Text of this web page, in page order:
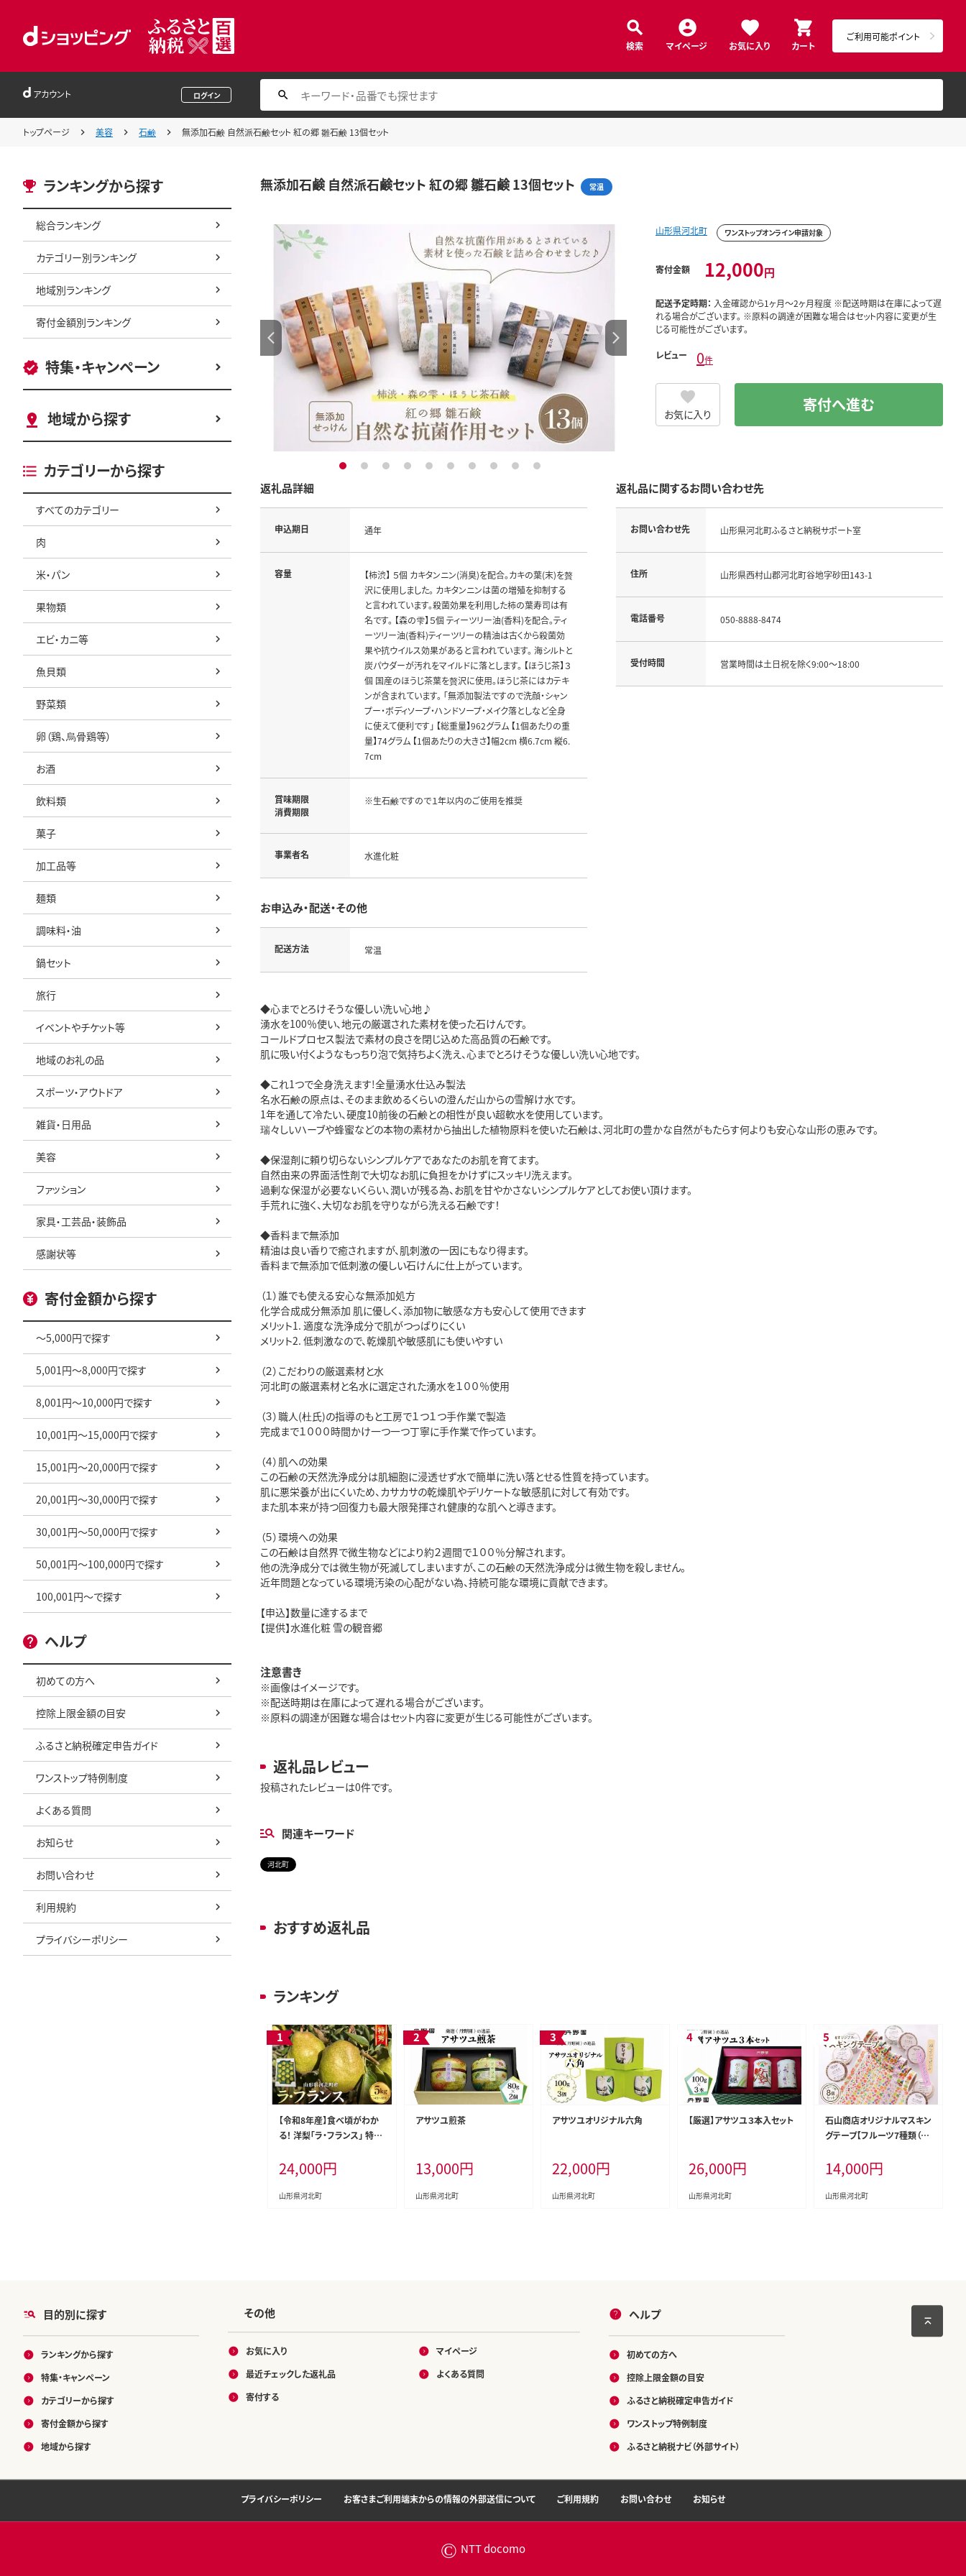
検索 マイページ お気に入り カート
ご利用可能ポイント
アカウント ログイン
トップページ 美容 石鹸 無添加石鹸 自然派石鹸セット 紅の郷 雛石鹸 13個セット
ランキングから探す
総合ランキング
カテゴリー別ランキング
地域別ランキング
寄付金額別ランキング
特集・キャンペーン
地域から探す
カテゴリーから探す
すべてのカテゴリー
肉
米・パン
果物類
エビ・カニ等
魚貝類
野菜類
卵（鶏、烏骨鶏等）
お酒
飲料類
菓子
加工品等
麺類
調味料・油
鍋セット
旅行
イベントやチケット等
地域のお礼の品
スポーツ・アウトドア
雑貨・日用品
美容
ファッション
家具・工芸品・装飾品
感謝状等
寄付金額から探す
～5,000円で探す
5,001円～8,000円で探す
8,001円～10,000円で探す
10,001円～15,000円で探す
15,001円～20,000円で探す
20,001円～30,000円で探す
30,001円～50,000円で探す
50,001円～100,000円で探す
100,001円～で探す
ヘルプ
初めての方へ
控除上限金額の目安
ふるさと納税確定申告ガイド
ワンストップ特例制度
よくある質問
お知らせ
お問い合わせ
利用規約
プライバシーポリシー
無添加石鹸 自然派石鹸セット 紅の郷 雛石鹸 13個セット 常温
1 2 3 4 5 6 7 8 9 10
山形県河北町 ワンストップオンライン申請対象
寄付金額 12,000円
配送予定時期： 入金確認から1ヶ月～2ヶ月程度 ※配送時期は在庫によって遅
れる場合がございます。 ※原料の調達が困難な場合はセット内容に変更が生
じる可能性がございます。
レビュー 0件
お気に入り 寄付へ進む
返礼品詳細
申込期日 通年
容量
【柿渋】 ５個 カキタンニン(消臭)を配合。カキの葉(末)を贅
沢に使用しました。 カキタンニンは菌の増殖を抑制する
と言われています。殺菌効果を利用した柿の葉寿司は有
名です。 【森の雫】５個 ティーツリー油(香料)を配合。ティ
ーツリー油(香料)ティーツリーの精油は古くから殺菌効
果や抗ウイルス効果があると言われています。 海シルトと
炭パウダーが汚れをマイルドに落とします。 【ほうじ茶】３
個 国産のほうじ茶葉を贅沢に使用。ほうじ茶にはカテキ
ンが含まれています。 「無添加製法ですので洗顔・シャン
プー・ボディソープ・ハンドソープ・メイク落としなど全身
に使えて便利です」 【総重量】962グラム 【1個あたりの重
量】74グラム 【1個あたりの大きさ】幅2cm 横6.7cm 縦6.
7cm
賞味期限
消費期限
※生石鹸ですので１年以内のご使用を推奨
事業者名 水進化粧
お申込み・配送・その他
配送方法 常温
返礼品に関するお問い合わせ先
お問い合わせ先 山形県河北町ふるさと納税サポート室
住所 山形県西村山郡河北町谷地字砂田143-1
電話番号 050-8888-8474
受付時間 営業時間は土日祝を除く9:00～18:00
◆心までとろけそうな優しい洗い心地♪
湧水を100％使い、地元の厳選された素材を使った石けんです。
コールドプロセス製法で素材の良さを閉じ込めた高品質の石鹸です。
肌に吸い付くようなもっちり泡で気持ちよく洗え、心までとろけそうな優しい洗い心地です。
◆これ1つで全身洗えます!全量湧水仕込み製法
名水石鹸の原点は、そのまま飲めるくらいの澄んだ山からの雪解け水です。
1年を通して冷たい、硬度10前後の石鹸との相性が良い超軟水を使用しています。
瑞々しいハーブや蜂蜜などの本物の素材から抽出した植物原料を使いた石鹸は、河北町の豊かな自然がもたらす何よりも安心な山形の恵みです。
◆保湿剤に頼り切らないシンプルケアであなたのお肌を育てます。
自然由来の界面活性剤で大切なお肌に負担をかけずにスッキリ洗えます。
過剰な保湿が必要ないくらい、潤いが残る為、お肌を甘やかさないシンプルケアとしてお使い頂けます。
手荒れに強く、大切なお肌を守りながら洗える石鹸です！
◆香料まで無添加
精油は良い香りで癒されますが、肌刺激の一因にもなり得ます。
香料まで無添加で低刺激の優しい石けんに仕上がっています。
（１）誰でも使える安心な無添加処方
化学合成成分無添加 肌に優しく、添加物に敏感な方も安心して使用できます
メリット1. 適度な洗浄成分で肌がつっぱりにくい
メリット2. 低刺激なので、乾燥肌や敏感肌にも使いやすい
（２）こだわりの厳選素材と水
河北町の厳選素材と名水に選定された湧水を１００％使用
（３）職人(杜氏)の指導のもと工房で１つ１つ手作業で製造
完成まで１０００時間かけ一つ一つ丁寧に手作業で作っています。
（４）肌への効果
この石鹸の天然洗浄成分は肌細胞に浸透せず水で簡単に洗い落とせる性質を持っています。
肌に悪栄養が出にくいため、カサカサの乾燥肌やデリケートな敏感肌に対して有効です。
また肌本来が持つ回復力も最大限発揮され健康的な肌へと導きます。
（５）環境への効果
この石鹸は自然界で微生物などにより約２週間で１００％分解されます。
他の洗浄成分では微生物が死滅してしまいますが、この石鹸の天然洗浄成分は微生物を殺しません。
近年問題となっている環境汚染の心配がない為、持続可能な環境に貢献できます。
【申込】数量に達するまで
【提供】水進化粧 雪の観音郷
注意書き
※画像はイメージです。
※配送時期は在庫によって遅れる場合がございます。
※原料の調達が困難な場合はセット内容に変更が生じる可能性がございます。
返礼品レビュー
投稿されたレビューは0件です。
関連キーワード
河北町
おすすめ返礼品
ランキング
【令和8年産】食べ頃がわか
る！ 洋梨「ラ・フランス」 特秀
北町観光物産協会】
24,000円
山形県河北町
アサツユ煎茶
13,000円
山形県河北町
アサツユオリジナル六角
22,000円
山形県河北町
【厳選】アサツユ３本入セット
26,000円
山形県河北町
石山商店オリジナルマスキン
グテープ【フルーツ7種類（8
14,000円
山形県河北町
目的別に探す
ランキングから探す
特集・キャンペーン
カテゴリーから探す
寄付金額から探す
地域から探す
その他
お気に入り
最近チェックした返礼品
寄付する
マイページ
よくある質問
ヘルプ
初めての方へ
控除上限金額の目安
ふるさと納税確定申告ガイド
ワンストップ特例制度
ふるさと納税ナビ（外部サイト）
プライバシーポリシー お客さまご利用端末からの情報の外部送信について ご利用規約 お問い合わせ お知らせ
© NTT docomo